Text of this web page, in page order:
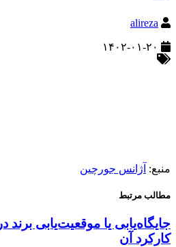
alireza
منبع: آژانس جورچین
مطالب مرتبط
جایگاه‌یابی یا موقعیت‌یابی
کارکرد آن